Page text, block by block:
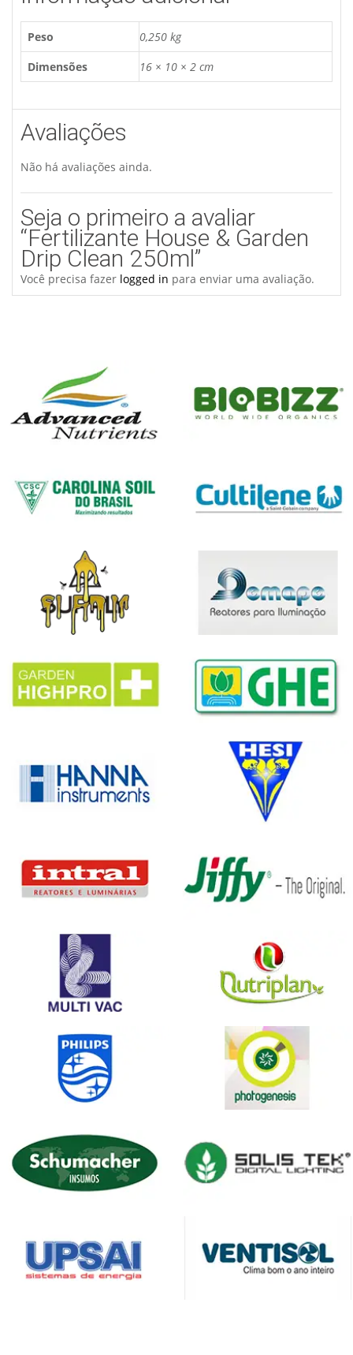
Peso
0,250 kg
Dimensões
16 × 10 × 2 cm
Avaliações
Não há avaliações ainda.
Seja o primeiro a avaliar
“Fertilizante House & Garden
Drip Clean 250ml”
Você precisa fazer logged in para enviar uma avaliação.